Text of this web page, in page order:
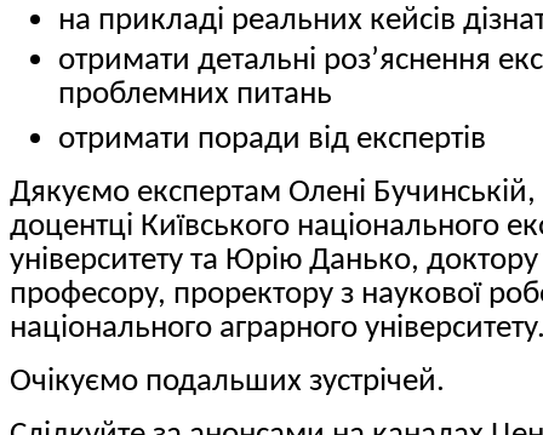
на прикладі реальних кейсів
отримати детальні роз’яснення
проблемних питань
отримати поради від експертів
Дякуємо експертам Олені
доцентці Київського національного
університету та Юрію Данько,
професору, проректору з наукової
національного аграрного
Очікуємо подальших зустрічей.